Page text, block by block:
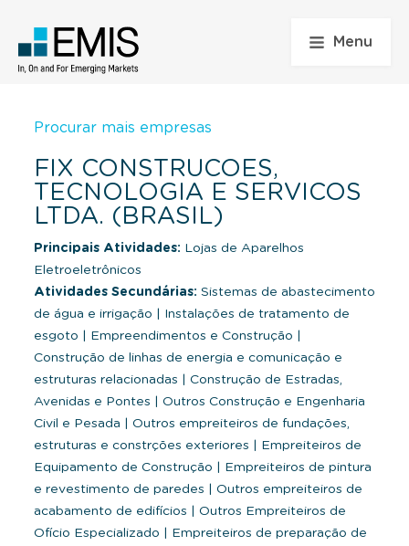
Menu
Procurar mais empresas
FIX CONSTRUCOES,
TECNOLOGIA E SERVICOS
LTDA. (BRASIL)
Principais Atividades: Lojas de Aparelhos
Eletroeletrônicos
Atividades Secundárias: Sistemas de abastecimento
de água e irrigação
Instalações de tratamento de
esgoto
Empreendimentos e Construção
Construção de linhas de energia e comunicação e
estruturas relacionadas
Construção de Estradas,
Avenidas e Pontes
Outros Construção e Engenharia
Civil e Pesada
Outros empreiteiros de fundações,
estruturas e constrções exteriores
Empreiteiros de
Equipamento de Construção
Empreiteiros de pintura
e revestimento de paredes
Outros empreiteiros de
acabamento de edifícios
Outros Empreiteiros de
Ofício Especializado
Empreiteiros de preparação de